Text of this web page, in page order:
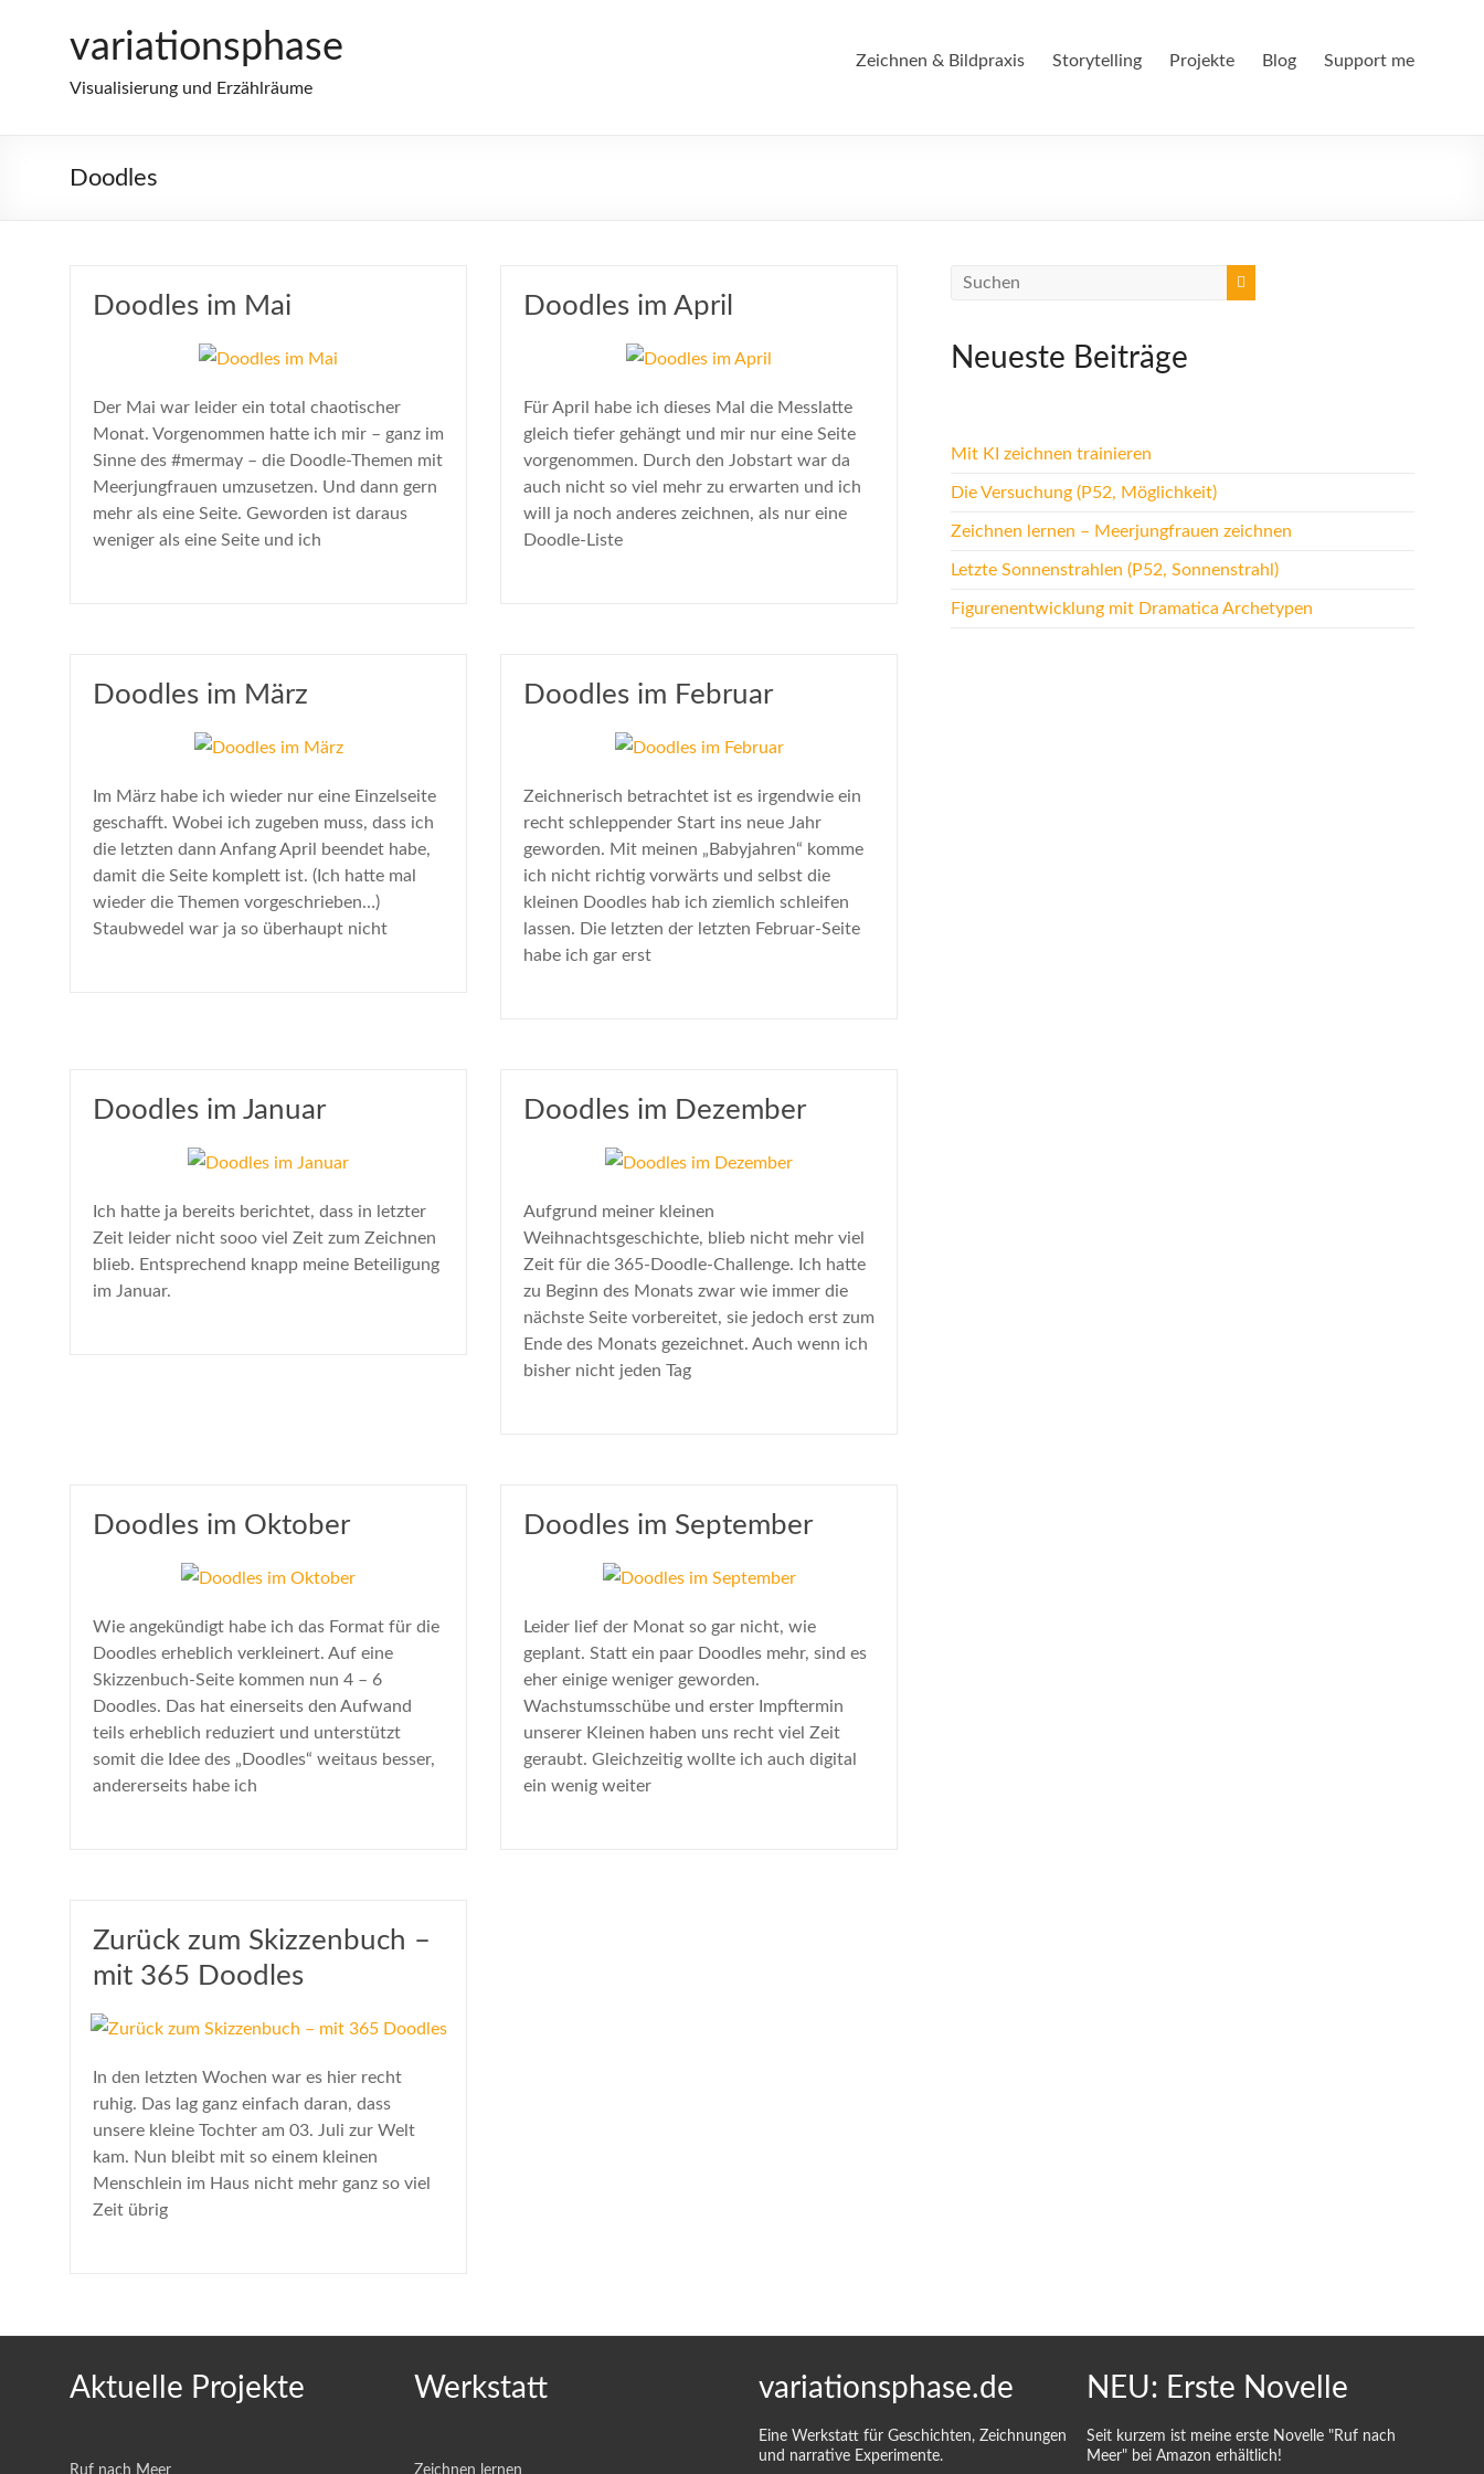
variationsphase
Visualisierung und Erzählräume
Zeichnen & Bildpraxis Storytelling Projekte Blog Support me
Doodles
Doodles im Mai
Der Mai war leider ein total chaotischer
Monat. Vorgenommen hatte ich mir – ganz im
Sinne des #mermay – die Doodle-Themen mit
Meerjungfrauen umzusetzen. Und dann gern
mehr als eine Seite. Geworden ist daraus
weniger als eine Seite und ich
Doodles im April
Für April habe ich dieses Mal die Messlatte
gleich tiefer gehängt und mir nur eine Seite
vorgenommen. Durch den Jobstart war da
auch nicht so viel mehr zu erwarten und ich
will ja noch anderes zeichnen, als nur eine
Doodle-Liste
Doodles im März
Im März habe ich wieder nur eine Einzelseite
geschafft. Wobei ich zugeben muss, dass ich
die letzten dann Anfang April beendet habe,
damit die Seite komplett ist. (Ich hatte mal
wieder die Themen vorgeschrieben…)
Staubwedel war ja so überhaupt nicht
Doodles im Februar
Zeichnerisch betrachtet ist es irgendwie ein
recht schleppender Start ins neue Jahr
geworden. Mit meinen „Babyjahren“ komme
ich nicht richtig vorwärts und selbst die
kleinen Doodles hab ich ziemlich schleifen
lassen. Die letzten der letzten Februar-Seite
habe ich gar erst
Doodles im Januar
Ich hatte ja bereits berichtet, dass in letzter
Zeit leider nicht sooo viel Zeit zum Zeichnen
blieb. Entsprechend knapp meine Beteiligung
im Januar.
Doodles im Dezember
Aufgrund meiner kleinen
Weihnachtsgeschichte, blieb nicht mehr viel
Zeit für die 365-Doodle-Challenge. Ich hatte
zu Beginn des Monats zwar wie immer die
nächste Seite vorbereitet, sie jedoch erst zum
Ende des Monats gezeichnet. Auch wenn ich
bisher nicht jeden Tag
Doodles im Oktober
Wie angekündigt habe ich das Format für die
Doodles erheblich verkleinert. Auf eine
Skizzenbuch-Seite kommen nun 4 – 6
Doodles. Das hat einerseits den Aufwand
teils erheblich reduziert und unterstützt
somit die Idee des „Doodles“ weitaus besser,
andererseits habe ich
Doodles im September
Leider lief der Monat so gar nicht, wie
geplant. Statt ein paar Doodles mehr, sind es
eher einige weniger geworden.
Wachstumsschübe und erster Impftermin
unserer Kleinen haben uns recht viel Zeit
geraubt. Gleichzeitig wollte ich auch digital
ein wenig weiter
Zurück zum Skizzenbuch –
mit 365 Doodles
In den letzten Wochen war es hier recht
ruhig. Das lag ganz einfach daran, dass
unsere kleine Tochter am 03. Juli zur Welt
kam. Nun bleibt mit so einem kleinen
Menschlein im Haus nicht mehr ganz so viel
Zeit übrig
Neueste Beiträge
Mit KI zeichnen trainieren
Die Versuchung (P52, Möglichkeit)
Zeichnen lernen – Meerjungfrauen zeichnen
Letzte Sonnenstrahlen (P52, Sonnenstrahl)
Figurenentwicklung mit Dramatica Archetypen
Aktuelle Projekte
Ruf nach Meer
Werkstatt
Zeichnen lernen
variationsphase.de
Eine Werkstatt für Geschichten, Zeichnungen
und narrative Experimente.
NEU: Erste Novelle
Seit kurzem ist meine erste Novelle "Ruf nach
Meer" bei Amazon erhältlich!